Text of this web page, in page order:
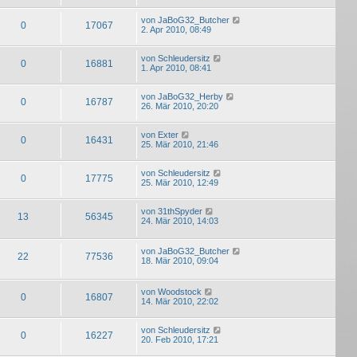
0 17067 von JaBoG32_Butcher
2. Apr 2010, 08:49
0 16881 von Schleudersitz
1. Apr 2010, 08:41
0 16787 von JaBoG32_Herby
26. Mär 2010, 20:20
0 16431 von Exter
25. Mär 2010, 21:46
0 17775 von Schleudersitz
25. Mär 2010, 12:49
13 56345 von 31thSpyder
24. Mär 2010, 14:03
22 77536 von JaBoG32_Butcher
18. Mär 2010, 09:04
0 16807 von Woodstock
14. Mär 2010, 22:02
0 16227 von Schleudersitz
20. Feb 2010, 17:21